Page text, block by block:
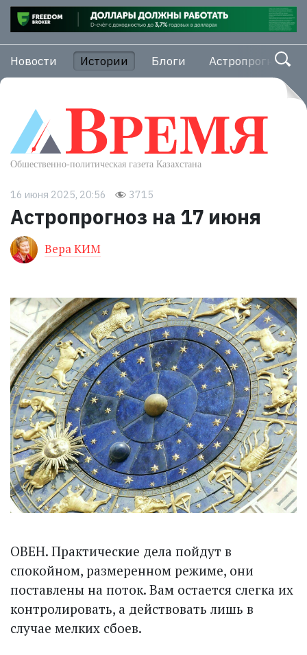
Новости Истории Блоги Астропрогноз
16 июня 2025, 20:56 3715
Астропрогноз на 17 июня
Вера КИМ
ОВЕН. Практические дела пойдут в
спокойном, размеренном режиме, они
поставлены на поток. Вам остается слегка их
контро­лировать, а действовать лишь в
случае мелких сбоев.